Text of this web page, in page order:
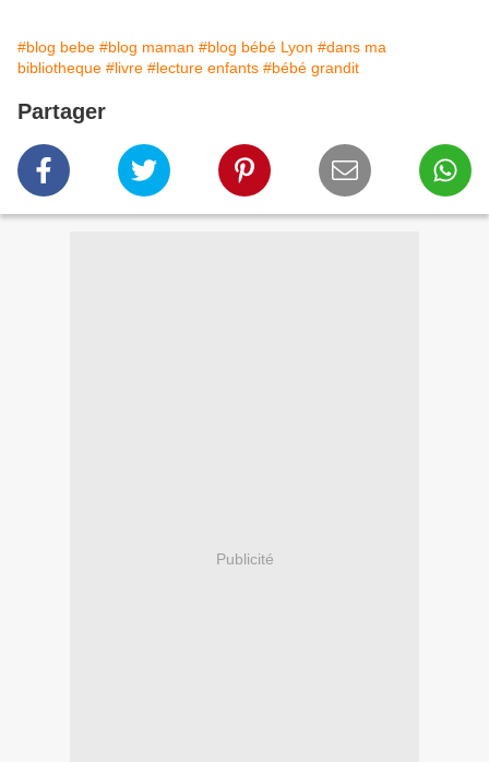
#blog bebe #blog maman #blog bébé Lyon #dans ma
bibliotheque #livre #lecture enfants #bébé grandit
Partager
Publicité